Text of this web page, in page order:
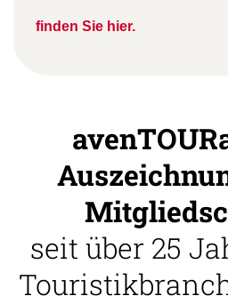
finden Sie hier.
seit über 25